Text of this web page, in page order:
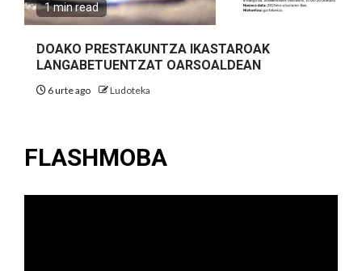
1 min read
DOAKO PRESTAKUNTZA IKASTAROAK
LANGABETUENTZAT OARSOALDEAN
6 urte ago Ludoteka
FLASHMOBA